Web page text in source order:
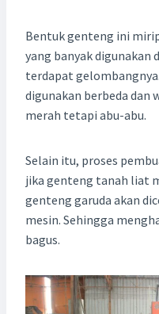
Bentuk genteng ini
yang banyak digunakan
terdapat
digunakan berbeda dan
merah tetapi abu-abu.
Selain itu, proses
jika genteng tanah liat
genteng garuda akan
mesin. Sehingga
bagus.